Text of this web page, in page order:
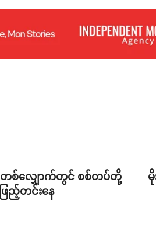
သတစ်လျှောက်တွင် စစ်တပ်တို့
ြည့်တင်းနေ